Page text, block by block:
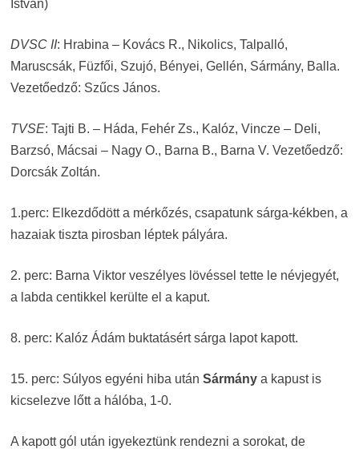
István)
DVSC II: Hrabina – Kovács R., Nikolics, Talpalló,
Maruscsák, Füzfői, Szujó, Bényei, Gellén, Sármány, Balla.
Vezetőedző: Szűcs János.
TVSE: Tajti B. – Háda, Fehér Zs., Kalóz, Vincze – Deli,
Barzsó, Mácsai – Nagy O., Barna B., Barna V. Vezetőedző:
Dorcsák Zoltán.
1.perc: Elkezdődött a mérkőzés, csapatunk sárga-kékben, a
hazaiak tiszta pirosban léptek pályára.
2. perc: Barna Viktor veszélyes lövéssel tette le névjegyét,
a labda centikkel kerülte el a kaput.
8. perc: Kalóz Ádám buktatásért sárga lapot kapott.
15. perc: Súlyos egyéni hiba után Sármánya kapust is
kicselezve lőtt a hálóba, 1-0.
A kapott gól után igyekeztünk rendezni a sorokat, de